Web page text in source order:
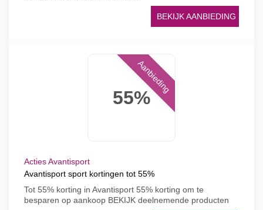
BEKIJK AANBIEDING
55%
Aanbieding
Acties Avantisport
Avantisport sport kortingen tot 55%
Tot 55% korting in Avantisport 55% korting om te
besparen op aankoop BEKIJK deelnemende producten